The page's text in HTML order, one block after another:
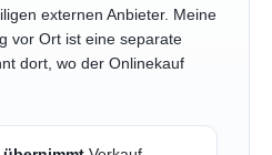
externen Anbieter. Meine
vor Ort ist eine separate
dort, wo der Onlinekauf